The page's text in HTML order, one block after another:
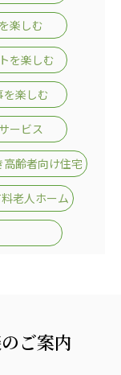
楽しむ
を楽しむ
を楽しむ
ービス
齢者向け住宅
老人ホーム
ご案内